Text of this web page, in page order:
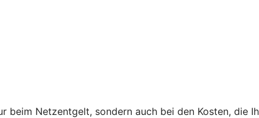
beim Netzentgelt, sondern auch bei den Kosten, die